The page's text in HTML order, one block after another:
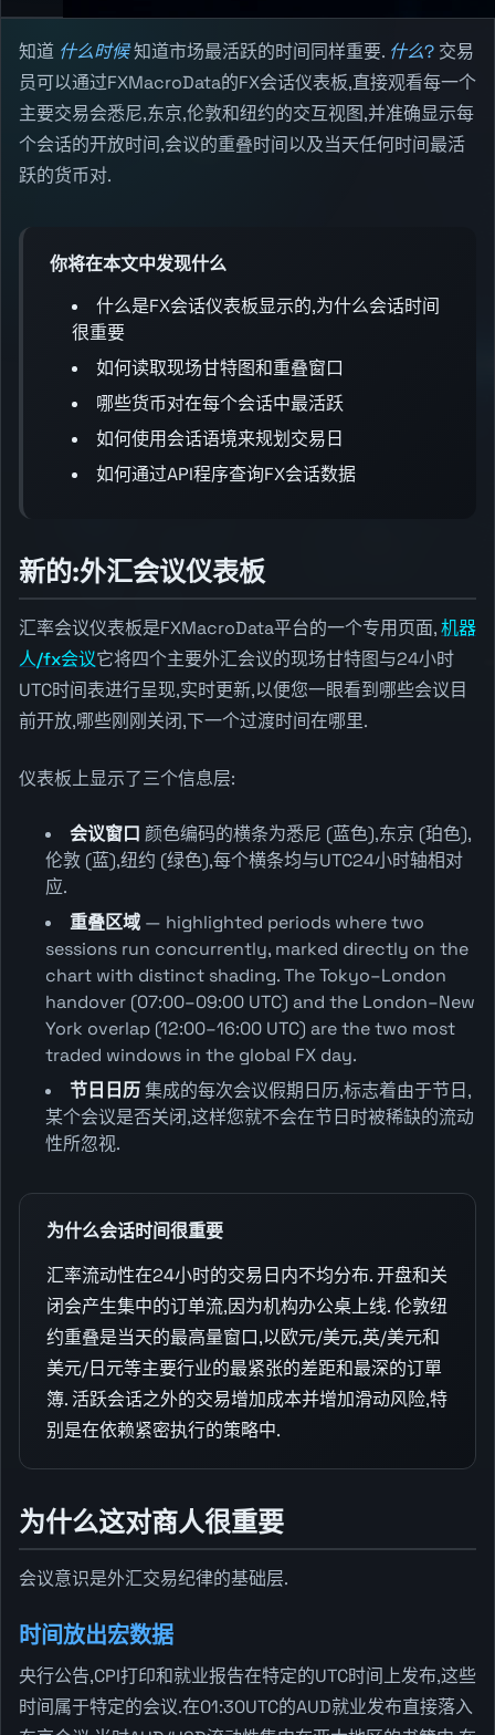
知道 什么时候知道市场最活跃的时间同样重要. 什么? 交易
员可以通过FXMacroData的FX会话仪表板,直接观看每一个
主要交易会悉尼,东京,伦敦和纽约的交互视图,并准确显示每
个会话的开放时间,会议的重叠时间以及当天任何时间最活
跃的货币对.
你将在本文中发现什么
什么是FX会话仪表板显示的,为什么会话时间
很重要
如何读取现场甘特图和重叠窗口
哪些货币对在每个会话中最活跃
如何使用会话语境来规划交易日
如何通过API程序查询FX会话数据
新的:外汇会议仪表板
汇率会议仪表板是FXMacroData平台的一个专用页面,机器
人/fx会议它将四个主要外汇会议的现场甘特图与24小时
UTC时间表进行呈现,实时更新,以便您一眼看到哪些会议目
前开放,哪些刚刚关闭,下一个过渡时间在哪里.
仪表板上显示了三个信息层:
会议窗口 颜色编码的横条为悉尼 (蓝色),东京 (珀色),
伦敦 (蓝),纽约 (绿色),每个横条均与UTC24小时轴相对
应.
重叠区域 — highlighted periods where two
sessions run concurrently, marked directly on the
chart with distinct shading. The Tokyo–London
handover (07:00–09:00 UTC) and the London–New
York overlap (12:00–16:00 UTC) are the two most
traded windows in the global FX day.
节日日历集成的每次会议假期日历,标志着由于节日,
某个会议是否关闭,这样您就不会在节日时被稀缺的流动
性所忽视.
为什么会话时间很重要
汇率流动性在24小时的交易日内不均分布. 开盘和关
闭会产生集中的订单流,因为机构办公桌上线. 伦敦纽
约重叠是当天的最高量窗口,以欧元/美元,英/美元和
美元/日元等主要行业的最紧张的差距和最深的订單
簿. 活跃会话之外的交易增加成本并增加滑动风险,特
别是在依赖紧密执行的策略中.
为什么这对商人很重要
会议意识是外汇交易纪律的基础层.
时间放出宏数据
央行公告,CPI打印和就业报告在特定的UTC时间上发布,这些
时间属于特定的会议.在01:30UTC的AUD就业发布直接落入